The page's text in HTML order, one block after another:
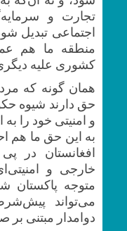
تجارت و
اجتماعی تبدیل
منطقه ما هم
کشوری علیه
همان گونه که
حق دارند شیوه‌
و امنیتی خود را به
به این حق ما هم
افغانستان در
خارجی‌ و
متوجه پاکستان
می‌تواند
دوامدار مبتنی